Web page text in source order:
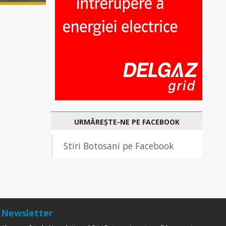
URMĂREȘTE-NE PE FACEBOOK
Stiri Botosani pe Facebook
Newsletter